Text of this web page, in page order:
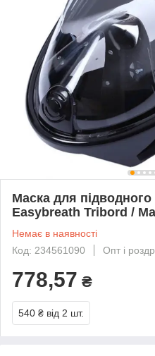
Маска для
Easybreath Tribord /
Немає в наявності
Код: 234561090
Опт і
778,57 ₴
540 ₴ від 2 шт.